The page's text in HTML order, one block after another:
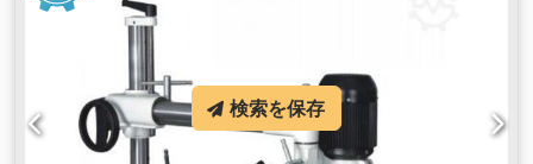
検索を保存